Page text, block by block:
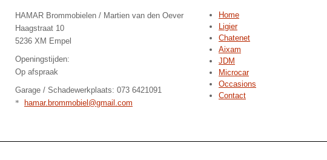
HAMAR Brommobielen / Martien van den Oever
Haagstraat 10
5236 XM Empel
Openingstijden:
Op afspraak
Garage / Schadewerkplaats: 073 6421091
*
Home
Ligier
Chatenet
Aixam
JDM
Microcar
Occasions
Contact